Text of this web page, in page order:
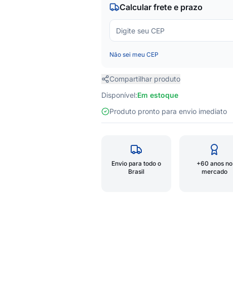
Calcular frete e prazo
Não sei meu CEP
Compartilhar produto
Disponível:Em estoque
Produto pronto para envio imediato
Envio para todo o
Brasil
+60 anos no
mercado